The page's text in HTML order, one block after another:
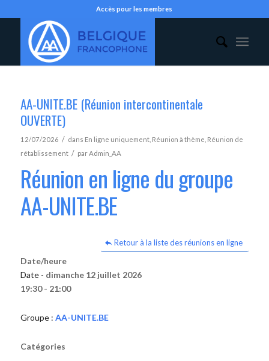
Accès pour les membres
AA-UNITE.BE (Réunion intercontinentale
OUVERTE)
12/07/2026 / dans En ligne uniquement, Réunion à thème Réunion de
rétablissement / parAdmin_AA
Réunion en ligne du groupe
AA-UNITE.BE
Retour à la liste des réunions en ligne
Date/heure
Date - dimanche 12 juillet 2026
19:30 - 21:00
Groupe : AA-UNITE.BE
Catégories